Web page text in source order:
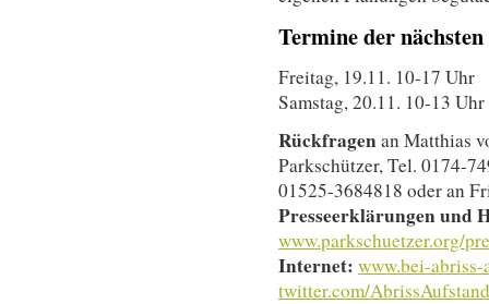
Termine der
Freitag, 19.11. 10-17 Uhr
Samstag, 20.11. 10-13 Uhr
Rückfragenan Matthias
Parkschützer, Tel. 0174-
01525-3684818 oder an
Presseerklärungen und
www.parkschuetzer.org/
Internet: www.bei-abriss-
twitter.com/AbrissAufstand